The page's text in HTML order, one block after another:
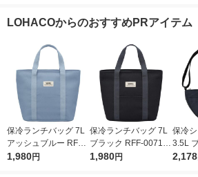
LOHACOからのおすすめPRアイテム
保冷ランチバッグ 7L
アッシュブルー RFF-
0071 ASB 1個 トート
1,980円
保冷ランチバッグ 7L
ブラック RFF-0071 B
K 1個 トートバッグタ
1,980円
保冷
3.5L
03 BK
2,178